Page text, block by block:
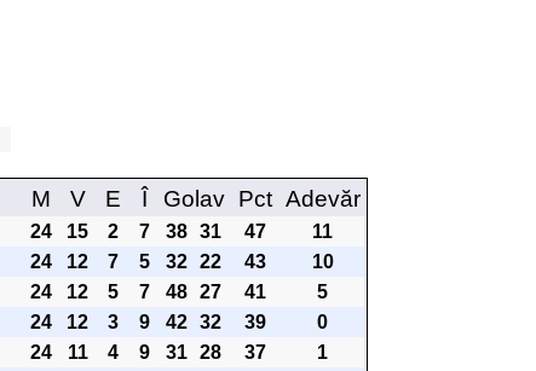
M V E Î Golav Pct Adevăr
24 15 2 7 38 31 47
11
24 12 7 5 32 22 43
10
24 12 5 7 48 27 41
5
24 12 3 9 42 32 39
0
24 11 4 9 31 28 37
1